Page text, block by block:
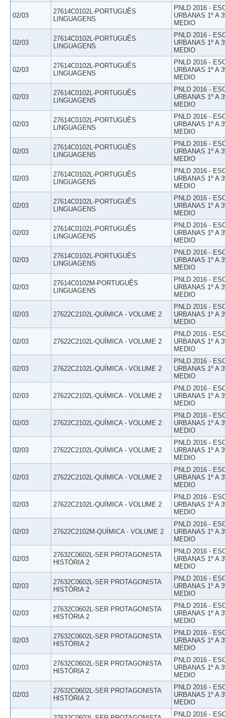
02/03
27614C0102L-PORTUGUÊS
LINGUAGENS
PNLD 2016 -
URBANAS 1º A
MEDIO
02/03
27614C0102L-PORTUGUÊS
LINGUAGENS
PNLD 2016 -
URBANAS 1º A
MEDIO
02/03
27614C0102L-PORTUGUÊS
LINGUAGENS
PNLD 2016 -
URBANAS 1º A
MEDIO
02/03
27614C0102L-PORTUGUÊS
LINGUAGENS
PNLD 2016 -
URBANAS 1º A
MEDIO
02/03
27614C0102L-PORTUGUÊS
LINGUAGENS
PNLD 2016 -
URBANAS 1º A
MEDIO
02/03
27614C0102L-PORTUGUÊS
LINGUAGENS
PNLD 2016 -
URBANAS 1º A
MEDIO
02/03
27614C0102L-PORTUGUÊS
LINGUAGENS
PNLD 2016 -
URBANAS 1º A
MEDIO
02/03
27614C0102L-PORTUGUÊS
LINGUAGENS
PNLD 2016 -
URBANAS 1º A
MEDIO
02/03
27614C0102L-PORTUGUÊS
LINGUAGENS
PNLD 2016 -
URBANAS 1º A
MEDIO
02/03
27614C0102L-PORTUGUÊS
LINGUAGENS
PNLD 2016 -
URBANAS 1º A
MEDIO
02/03
27614C0102M-PORTUGUÊS
LINGUAGENS
PNLD 2016 -
URBANAS 1º A
MEDIO
02/03 27622C2102L-QUÍMICA - VOLUME 2
PNLD 2016 -
URBANAS 1º A
MEDIO
02/03 27622C2102L-QUÍMICA - VOLUME 2
PNLD 2016 -
URBANAS 1º A
MEDIO
02/03 27622C2102L-QUÍMICA - VOLUME 2
PNLD 2016 -
URBANAS 1º A
MEDIO
02/03 27622C2102L-QUÍMICA - VOLUME 2
PNLD 2016 -
URBANAS 1º A
MEDIO
02/03 27622C2102L-QUÍMICA - VOLUME 2
PNLD 2016 -
URBANAS 1º A
MEDIO
02/03 27622C2102L-QUÍMICA - VOLUME 2
PNLD 2016 -
URBANAS 1º A
MEDIO
02/03 27622C2102L-QUÍMICA - VOLUME 2
PNLD 2016 -
URBANAS 1º A
MEDIO
02/03 27622C2102L-QUÍMICA - VOLUME 2
PNLD 2016 -
URBANAS 1º A
MEDIO
02/03 27622C2102M-QUÍMICA - VOLUME 2
PNLD 2016 -
URBANAS 1º A
MEDIO
02/03
27632C0602L-SER PROTAGONISTA
HISTÓRIA 2
PNLD 2016 -
URBANAS 1º A
MEDIO
02/03
27632C0602L-SER PROTAGONISTA
HISTÓRIA 2
PNLD 2016 -
URBANAS 1º A
MEDIO
02/03
27632C0602L-SER PROTAGONISTA
HISTÓRIA 2
PNLD 2016 -
URBANAS 1º A
MEDIO
02/03
27632C0602L-SER PROTAGONISTA
HISTÓRIA 2
PNLD 2016 -
URBANAS 1º A
MEDIO
02/03
27632C0602L-SER PROTAGONISTA
HISTÓRIA 2
PNLD 2016 -
URBANAS 1º A
MEDIO
02/03
27632C0602L-SER PROTAGONISTA
HISTÓRIA 2
PNLD 2016 -
URBANAS 1º A
MEDIO
PNLD 2016 -